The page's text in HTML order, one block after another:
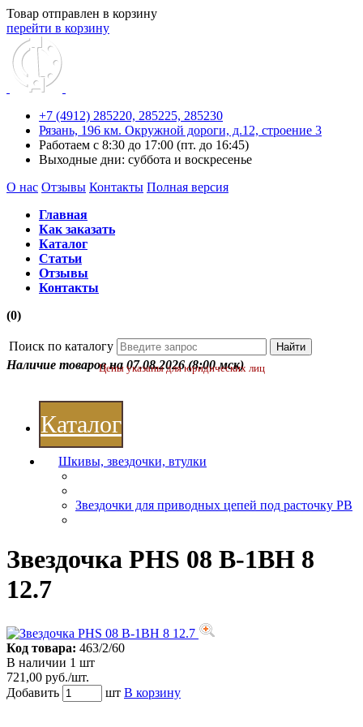
Товар отправлен в корзину
перейти в корзину
+7 (4912) 285220, 285225, 285230
Рязань, 196 км. Окружной дороги, д.12, строение 3
Работаем с 8:30 до 17:00 (пт. до 16:45)
Выходные дни: суббота и воскресенье
О нас Отзывы Контакты Полная версия
Главная
Как заказать
Каталог
Статьи
Отзывы
Контакты
(0)
Поиск по каталогу
Наличие товаров на 07.08.2026 (8:00 мск)
Цены указаны для юридических лиц
Каталог
Шкивы, звездочки, втулки
Звездочки для приводных цепей под расточку РВ
Звездочка PHS 08 B-1BH 8
12.7
Код товара: 463/2/60
В наличии 1 шт
721,00 руб./шт.
Добавить
шт В корзину